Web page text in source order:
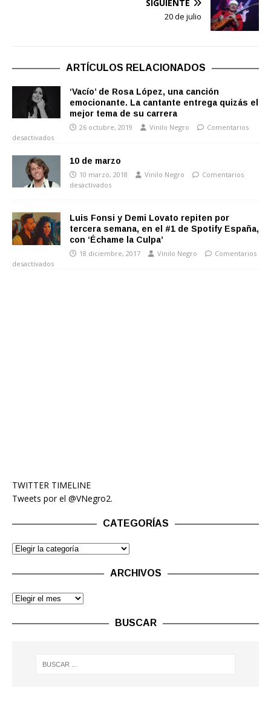
SIGUIENTE
20 de julio
ARTÍCULOS RELACIONADOS
‘Vacío’ de Rosa López, una canción
emocionante. La cantante entrega quizás el
mejor tema de su carrera
26 octubre, 2019 Vinilo Negro
Comentarios
desactivados
10 de marzo
10 marzo, 2018 Vinilo Negro
Comentarios
desactivados
Luis Fonsi y Demi Lovato repiten por
tercera semana, en el #1 de Spotify España,
con ‘Échame la Culpa’
18 diciembre, 2017 Vinilo Negro
Comentarios
desactivados
TWITTER TIMELINE
Tweets por el @VNegro2.
CATEGORÍAS
ARCHIVOS
BUSCAR